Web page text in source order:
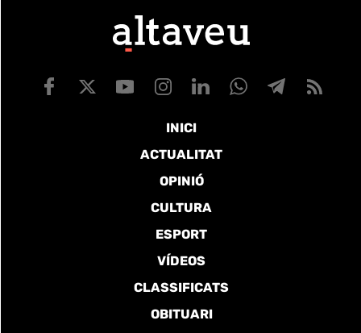
INICI
ACTUALITAT
OPINIÓ
CULTURA
ESPORT
VÍDEOS
CLASSIFICATS
OBITUARI